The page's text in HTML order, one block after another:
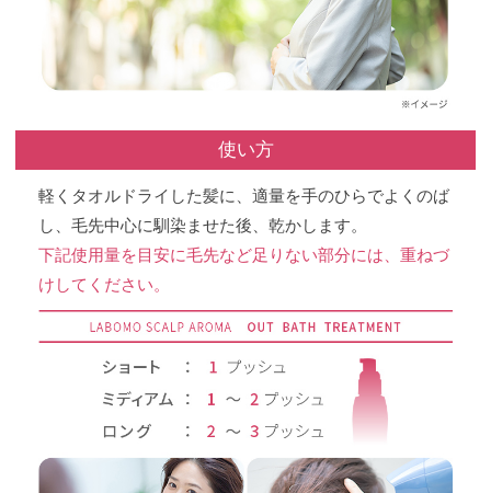
使い方
軽くタオルドライした髪に、適量を手のひらでよくのば
し、毛先中心に馴染ませた後、乾かします。
下記使用量を目安に毛先など足りない部分には、重ねづ
けしてください。